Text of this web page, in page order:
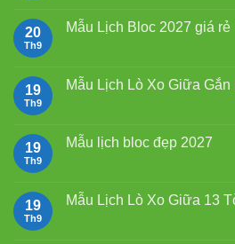
luận
ở
2027
Bính
20
Th9
Mẫu Lịch Bloc 2027 giá rẻ
luận
ở
2027
giá
19
Th9
Mẫu Lịch Lò Xo Giữa Gắn
luận
ở
Xo
Giữa
19
Th9
Mẫu lịch bloc đẹp 2027
luận
ở
19
Th9
Mẫu Lịch Lò Xo Giữa 13